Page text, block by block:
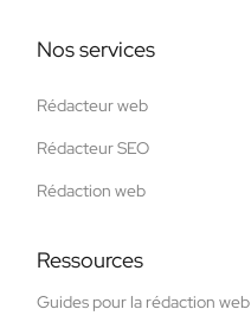
Nos services
Rédacteur web
Rédacteur SEO
Rédaction web
Ressources
Guides pour la rédaction web